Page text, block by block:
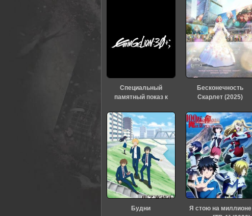
Специальный
памятный показ к
«Евангелиона» (2026)
Бесконечность
Скарлет (2025)
Будни
Я стою на миллионе